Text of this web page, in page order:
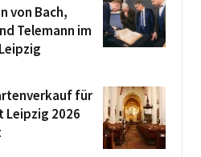
von Bach,
Telemann im
für
Leipzig 2026